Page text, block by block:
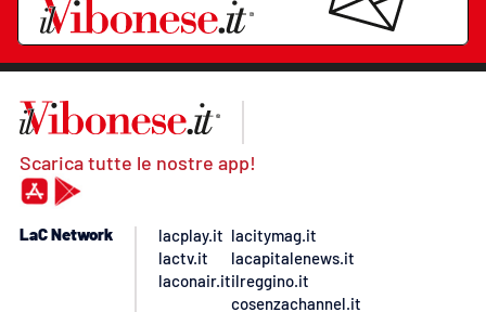
Scarica tutte le nostre app!
LaC Network
lacplay.it
lactv.it
laconair.it
lacitymag.it
lacapitalenews.it
ilreggino.it
cosenzachannel.it